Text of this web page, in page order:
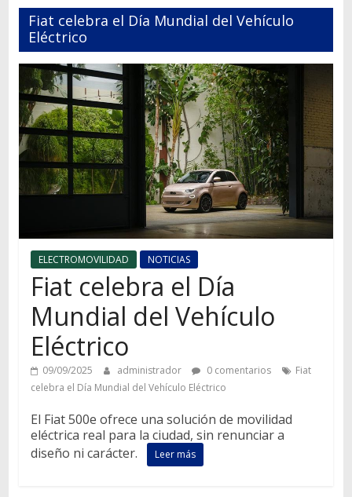
Autos,
camiones,
motos,
información
del
mundo
del
transporte
Fiat celebra el Día Mundial del Vehículo
Eléctrico
ELECTROMOVILIDAD NOTICIAS
Fiat celebra el Día
Mundial del Vehículo
Eléctrico
09/09/2025 administrador 0 comentarios
Fiat
celebra el Día Mundial del Vehículo Eléctrico
El Fiat 500e ofrece una solución de movilidad
eléctrica real para la ciudad, sin renunciar a
diseño ni carácter.
Leer más